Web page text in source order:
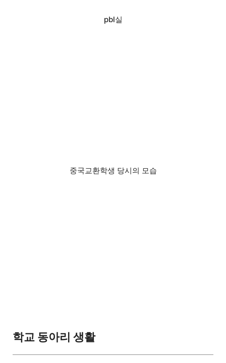
pbl실
중국교환학생 당시의 모습
학교 동아리 생활